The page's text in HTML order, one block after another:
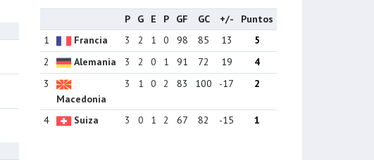
P
G E P GF GC +/-
Puntos
1
Francia 3 2 1 0 98 85 13
5
2
Alemania 3 2 0 1 91 72 19
4
3
Macedonia
3 1 0 2 83 100 -17 2
4 Suiza 3 0 1 2 67 82 -15 1